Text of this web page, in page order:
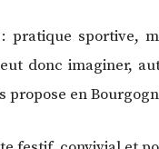
sportive,
donc imaginer,
propose en